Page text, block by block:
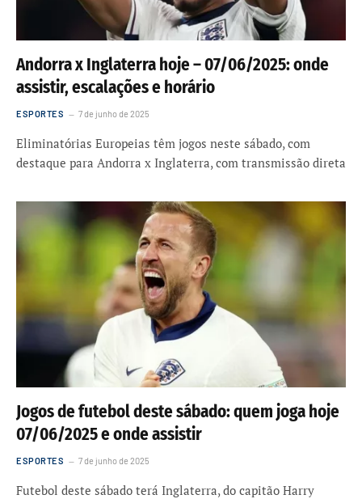
Andorra x Inglaterra hoje – 07/06/2025: onde
assistir, escalações e horário
ESPORTES 7 de junho de 2025
Eliminatórias Europeias têm jogos neste sábado, com
destaque para Andorra x Inglaterra, com transmissão direta
Jogos de futebol deste sábado: quem joga hoje
07/06/2025 e onde assistir
ESPORTES 7 de junho de 2025
Futebol deste sábado terá Inglaterra, do capitão Harry